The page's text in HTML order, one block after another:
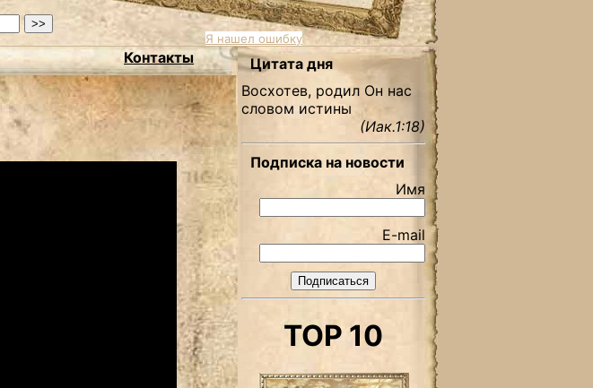
Я нашел ошибку
Контакты
Цитата дня
Восхотев, родил Он нас
словом истины
(Иак.1:18)
Подписка на новости
Имя
E-mail
TOP 10